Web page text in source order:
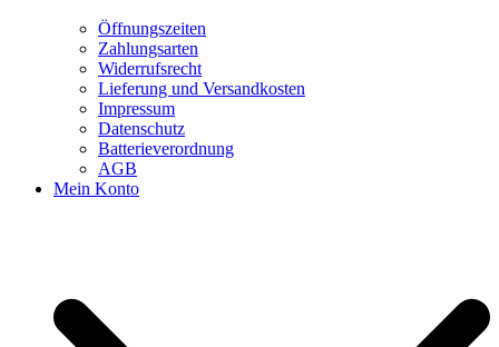
Öffnungszeiten
Zahlungsarten
Widerrufsrecht
Lieferung und Versandkosten
Impressum
Datenschutz
Batterieverordnung
AGB
Mein Konto